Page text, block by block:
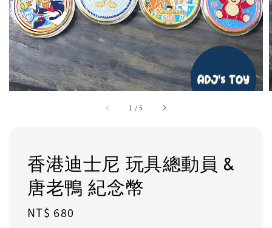
1 /5
香港迪士尼 玩具總動員 &
唐老鴨 紀念幣
Regular
NT$ 680